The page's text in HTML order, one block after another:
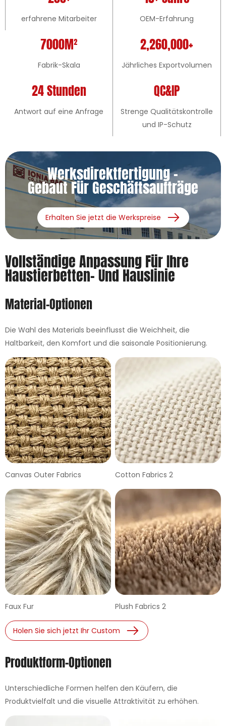
erfahrene Mitarbeiter OEM-Erfahrung
7000M²
Fabrik-Skala
2,260,000+
Jährliches Exportvolumen
24 Stunden
Antwort auf eine Anfrage
QC&IP
Strenge Qualitätskontrolle
und IP-Schutz
Werksdirektfertigung -
Gebaut Für Geschäftsaufträge
Erhalten Sie jetzt die Werkspreise
Vollständige Anpassung Für Ihre
Haustierbetten- Und Hauslinie
Material-Optionen
Die Wahl des Materials beeinflusst die Weichheit, die
Haltbarkeit, den Komfort und die saisonale Positionierung.
Canvas Outer Fabrics Cotton Fabrics 2
Faux Fur Plush Fabrics 2
Holen Sie sich jetzt Ihr Custom
Produktform-Optionen
Unterschiedliche Formen helfen den Käufern, die
Produktvielfalt und die visuelle Attraktivität zu erhöhen.